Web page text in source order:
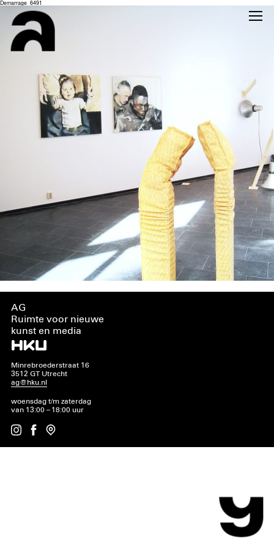
Demarrage_6491
AG
Ruimte voor nieuwe
kunst en media
Minrebroederstraat 16
3512 GT Utrecht
ag@hku.nl
woensdag t/m zaterdag
van 13:00 – 18:00 uur